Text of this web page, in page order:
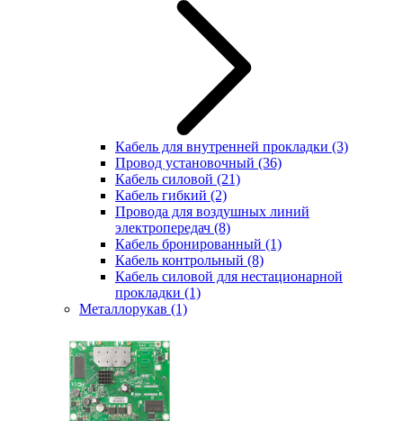
Кабель для внутренней прокладки (3)
Провод установочный (36)
Кабель силовой (21)
Кабель гибкий (2)
Провода для воздушных линий
электропередач (8)
Кабель бронированный (1)
Кабель контрольный (8)
Кабель силовой для нестационарной
прокладки (1)
Металлорукав (1)